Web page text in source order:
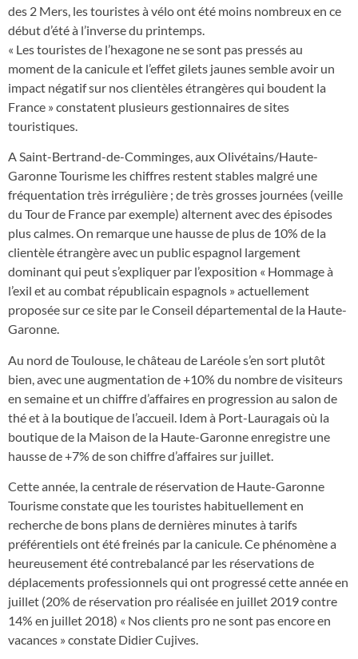
des 2 Mers, les touristes à vélo ont été moins nombreux en ce
début d’été à l’inverse du printemps.
« Les touristes de l’hexagone ne se sont pas pressés au
moment de la canicule et l’effet gilets jaunes semble avoir un
impact négatif sur nos clientèles étrangères qui boudent la
France » constatent plusieurs gestionnaires de sites
touristiques.
A Saint-Bertrand-de-Comminges, aux Olivétains/Haute-
Garonne Tourisme les chiffres restent stables malgré une
fréquentation très irrégulière ; de très grosses journées (veille
du Tour de France par exemple) alternent avec des épisodes
plus calmes. On remarque une hausse de plus de 10% de la
clientèle étrangère avec un public espagnol largement
dominant qui peut s’expliquer par l’exposition « Hommage à
l’exil et au combat républicain espagnols » actuellement
proposée sur ce site par le Conseil départemental de la Haute-
Garonne.
Au nord de Toulouse, le château de Laréole s’en sort plutôt
bien, avec une augmentation de +10% du nombre de visiteurs
en semaine et un chiffre d’affaires en progression au salon de
thé et à la boutique de l’accueil. Idem à Port-Lauragais où la
boutique de la Maison de la Haute-Garonne enregistre une
hausse de +7% de son chiffre d’affaires sur juillet.
Cette année, la centrale de réservation de Haute-Garonne
Tourisme constate que les touristes habituellement en
recherche de bons plans de dernières minutes à tarifs
préférentiels ont été freinés par la canicule. Ce phénomène a
heureusement été contrebalancé par les réservations de
déplacements professionnels qui ont progressé cette année en
juillet (20% de réservation pro réalisée en juillet 2019 contre
14% en juillet 2018) « Nos clients pro ne sont pas encore en
vacances » constate Didier Cujives.